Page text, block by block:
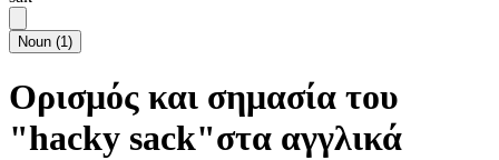
Noun (1)
Ορισμός και σημασία του
"hacky sack"στα αγγλικά